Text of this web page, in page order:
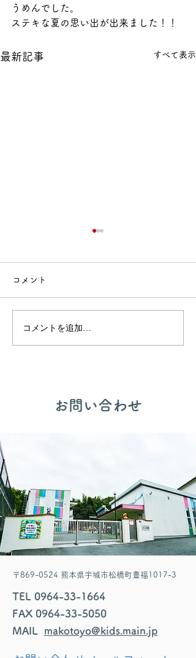
うめんでした。
ステキな夏の思い出が出来ました！！
最新記事 すべて表示
🎂誕生会出し物✨
コメント
コメントを追加…
​お問い合わせ
〒869-0524 熊本県宇城市松橋町豊福1017-3
TEL 0964-33-1664
FAX 0964-33-5050
MAIL makotoyo@kids.main.jp